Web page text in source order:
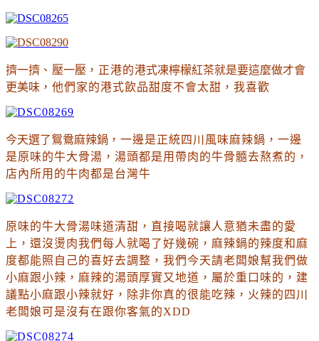
擠一擠 、 壓一壓 ，正港的港式凍檸檬紅茶就是要這麼做才會
更美味 ，他們家的港式飲品甜度不會太甜 ，我喜歡
今天選了鴛鴦麻辣鍋 ， 一邊是正統四川風味麻辣鍋，一邊
是原味的牛大骨湯，湯頭都是用 帶肉的牛骨髓去熬煮的，
店內所用的牛肉都是台灣牛
原味的牛大骨湯味道清甜 ，直接喝就讓人意猶未盡的愛
上 ，還沒燙肉我們每人就喝了好幾碗 ， 麻辣鍋的辣度和麻
度都能照自己的喜好去調整 ，我們今天請老闆娘幫我們做
小麻跟小辣 ，麻辣的湯頭厚實又地道 ，屬於重口味的 ，建
議點小麻跟小辣就好 ，除非你真的很能吃辣 ，火辣的四川
老闆娘可是沒有在跟你客氣的XDD